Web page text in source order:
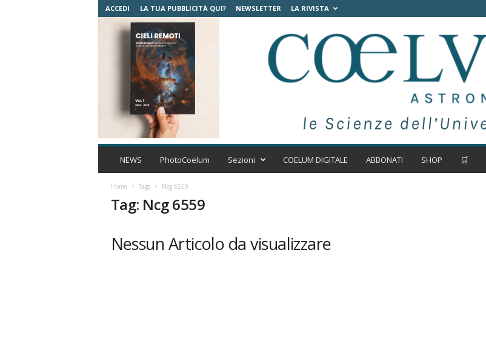
ACCEDI LA TUA PUBBLICITÀ QUI? NEWSLETTER LA RIVISTA
C
t
NEWS PhotoCoelum Sezioni COELUM DIGITALE ABBONATI SHOP 🛒
Home Tags Ncg 6559
Tag: Ncg 6559
Nessun Articolo da visualizzare